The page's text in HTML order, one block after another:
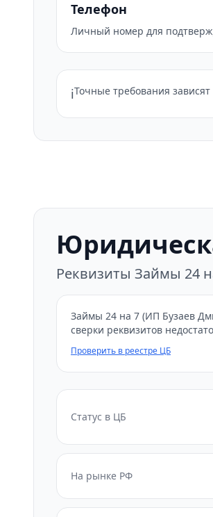
Телефон
Личный номер для
ℹ️Точные требования
Реквизиты Займы 24
Займы 24 на 7 (ИП Бузаев
сверки реквизитов
Проверить в реестре ЦБ
Статус в ЦБ
На рынке РФ